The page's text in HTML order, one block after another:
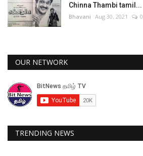
Chinna Thambi tamil...
Bhavani Aug 30, 2021 0
OUR NETWORK
TRENDING NEWS